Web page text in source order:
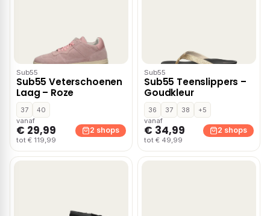
Sub55
Sub55 Veterschoenen
Laag – Roze
37
40
vanaf
€ 29,99
tot € 119,99
2 shops
Sub55
Sub55 Teenslippers –
Goudkleur
36 37 38
+5
vanaf
€ 34,99
tot € 49,99
2 shops